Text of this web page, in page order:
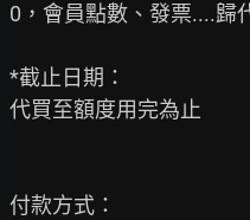
0，會員點數、發票....歸
*截止日期：
代買至額度用完為止
付款方式：